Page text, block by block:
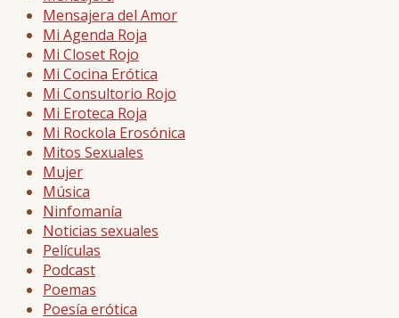
Mensajera del Amor
Mi Agenda Roja
Mi Closet Rojo
Mi Cocina Erótica
Mi Consultorio Rojo
Mi Eroteca Roja
Mi Rockola Erosónica
Mitos Sexuales
Mujer
Música
Ninfomanía
Noticias sexuales
Películas
Podcast
Poemas
Poesía erótica